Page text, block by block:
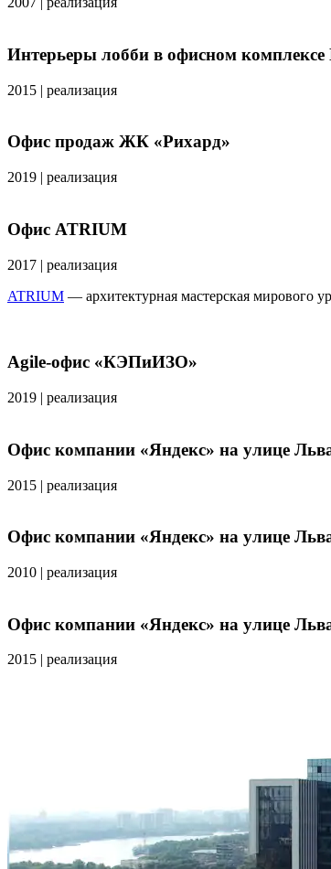
Интерьеры лобби в офисном комплексе
2015 | реализация
Офис продаж ЖК «Рихард»
2019 | реализация
Офис ATRIUM
2017 | реализация
ATRIUM — архитектурная мастерская мирового
Agile-офис «КЭПиИЗО»
2019 | реализация
Офис компании «Яндекс» на улице
2015 | реализация
Офис компании «Яндекс» на улице
2010 | реализация
Офис компании «Яндекс» на улице
2015 | реализация